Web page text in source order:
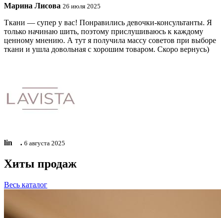
Марина Лисова 26 июля 2025
Ткани — супер у вас! Понравились девочки-консультанты. Я
только начинаю шить, поэтому прислушиваюсь к каждому
ценному мнению. А тут я получила массу советов при выборе
ткани и ушла довольная с хорошим товаром. Скоро вернусь)
lin ⠀. 6 августа 2025
Хиты продаж
Весь каталог